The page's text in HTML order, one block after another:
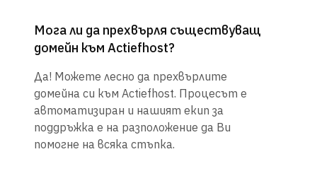
Мога ли да прехвърля съществуващ
домейн към Actiefhost?
Да! Можете лесно да прехвърлите
домейна си към Actiefhost. Процесът е
автоматизиран и нашият екип за
поддръжка е на разположение да Ви
помогне на всяка стъпка.